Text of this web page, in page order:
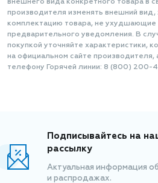
внешнего вида конкретного товара в
производителя изменять внешний вид,
комплектацию товара, не ухудшающие
предварительного уведомления. В
покупкой уточняйте характеристики,
на официальном сайте производителя,
телефону Горячей линии: 8 (800) 200-
Подписывайтесь на
рассылку
Актуальная информация
и распродажах.